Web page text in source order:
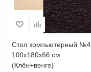
Стол компьютерный №4
100х180х66 см
(Клён+венге)